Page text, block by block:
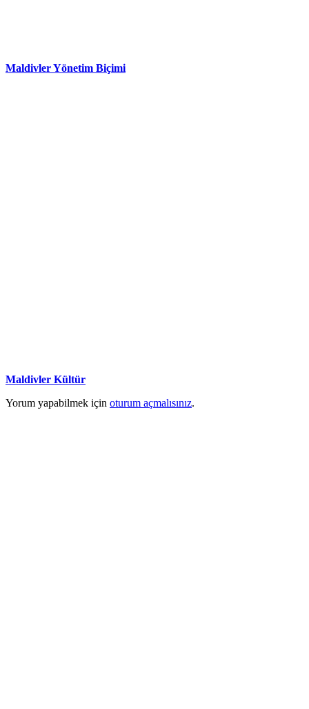
Maldivler Yönetim Biçimi
Maldivler Kültür
Yorum yapabilmek için oturum açmalısınız.